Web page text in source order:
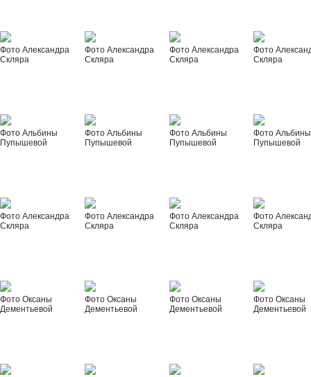
Фото Александра
Скляра
Фото Александра
Скляра
Фото Александра
Скляра
Фото
Скляра
Фото Альбины
Пупышевой
Фото Альбины
Пупышевой
Фото Альбины
Пупышевой
Фото Альбины
Пупышевой
Фото Александра
Скляра
Фото Александра
Скляра
Фото Александра
Скляра
Фото
Скляра
Фото Оксаны
Дементьевой
Фото Оксаны
Дементьевой
Фото Оксаны
Дементьевой
Фото Оксаны
Дементьевой